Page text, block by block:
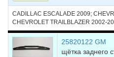
CADILLAC ESCALADE 2009;
CHEVROLET TRAILBLAZER 2002-
25820122 GM
щётка заднего